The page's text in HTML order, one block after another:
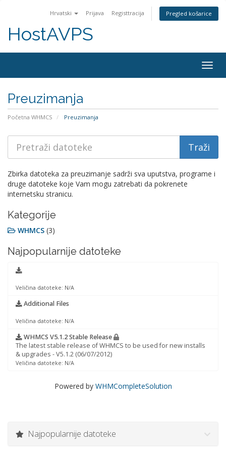
Hrvatski Prijava Registtracija Pregled košarice
HostAVPS
Preuzimanja
Početna WHMCS Preuzimanja
Zbirka datoteka za preuzimanje sadrži sva uputstva, programe i
druge datoteke koje Vam mogu zatrebati da pokrenete
internetsku stranicu.
Kategorije
WHMCS (3)
Najpopularnije datoteke
Veličina datoteke: N/A
Additional Files
Veličina datoteke: N/A
WHMCS V5.1.2 Stable Release
The latest stable release of WHMCS to be used for new installs
& upgrades - V5.1.2 (06/07/2012)
Veličina datoteke: N/A
Powered by WHMCompleteSolution
Najpopularnije datoteke